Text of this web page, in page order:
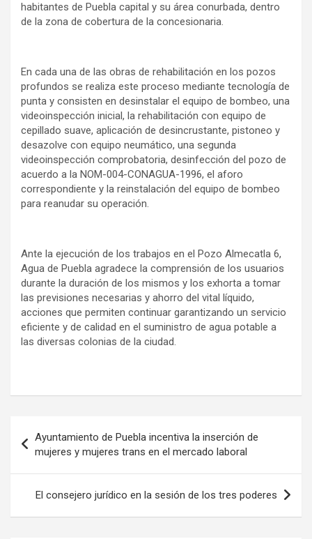
habitantes de Puebla capital y su área conurbada, dentro
de la zona de cobertura de la concesionaria.
En cada una de las obras de rehabilitación en los pozos
profundos se realiza este proceso mediante tecnología de
punta y consisten en desinstalar el equipo de bombeo, una
videoinspección inicial, la rehabilitación con equipo de
cepillado suave, aplicación de desincrustante, pistoneo y
desazolve con equipo neumático, una segunda
videoinspección comprobatoria, desinfección del pozo de
acuerdo a la NOM-004-CONAGUA-1996, el aforo
correspondiente y la reinstalación del equipo de bombeo
para reanudar su operación.
Ante la ejecución de los trabajos en el Pozo Almecatla 6,
Agua de Puebla agradece la comprensión de los usuarios
durante la duración de los mismos y los exhorta a tomar
las previsiones necesarias y ahorro del vital líquido,
acciones que permiten continuar garantizando un servicio
eficiente y de calidad en el suministro de agua potable a
las diversas colonias de la ciudad.
de
entradas
Ayuntamiento de Puebla incentiva la inserción de
mujeres y mujeres trans en el mercado laboral
El consejero jurídico en la sesión de los tres poderes